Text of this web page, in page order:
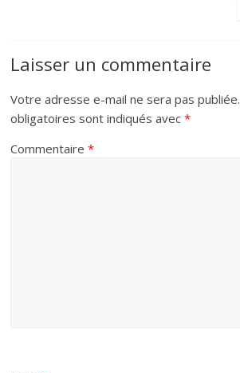
Laisser un commentaire
Votre adresse e-mail ne sera pas publiée.
obligatoires sont indiqués avec*
Commentaire*